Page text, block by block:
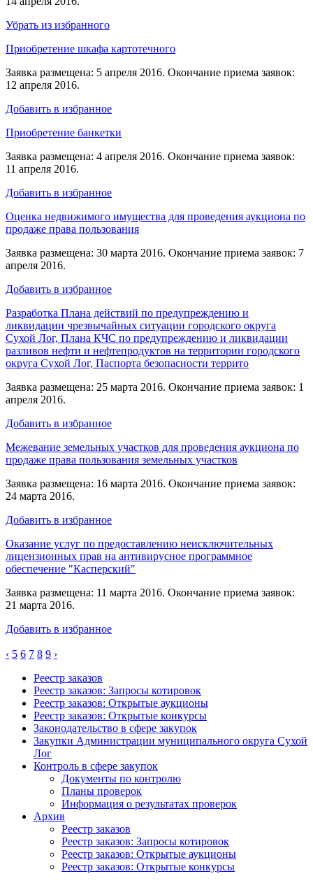
Убрать из избранного
Приобретение шкафа картотечного
Заявка размещена: 5 апреля 2016. Окончание приема заявок:
12 апреля 2016.
Добавить в избранное
Приобретение банкетки
Заявка размещена: 4 апреля 2016. Окончание приема заявок:
11 апреля 2016.
Добавить в избранное
Оценка недвижимого имущества для проведения аукциона по
продаже права пользования
Заявка размещена: 30 марта 2016. Окончание приема заявок: 7
апреля 2016.
Добавить в избранное
Разработка Плана действий по предупреждению и
ликвидации чрезвычайных ситуации городского округа
Сухой Лог, Плана КЧС по предупреждению и ликвидации
разливов нефти и нефтепродуктов на территории городского
округа Сухой Лог, Паспорта безопасности террито
Заявка размещена: 25 марта 2016. Окончание приема заявок: 1
апреля 2016.
Добавить в избранное
Межевание земельных участков для проведения аукциона по
продаже права пользования земельных участков
Заявка размещена: 16 марта 2016. Окончание приема заявок:
24 марта 2016.
Добавить в избранное
Оказание услуг по предоставлению неисключительных
лицензионных прав на антивирусное программное
обеспечение "Касперский"
Заявка размещена: 11 марта 2016. Окончание приема заявок:
21 марта 2016.
Добавить в избранное
‹ 5 6 7 8 9 ›
Реестр заказов
Реестр заказов: Запросы котировок
Реестр заказов: Открытые аукционы
Реестр заказов: Открытые конкурсы
Законодательство в сфере закупок
Закупки Администрации муниципального округа Сухой
Лог
Контроль в сфере закупок
Документы по контролю
Планы проверок
Информация о результатах проверок
Архив
Реестр заказов
Реестр заказов: Запросы котировок
Реестр заказов: Открытые аукционы
Реестр заказов: Открытые конкурсы